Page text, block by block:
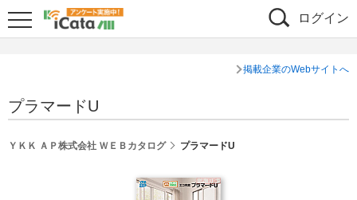
ログイン
掲載企業のWebサイトへ
プラマードU
ＹＫＫ ＡＰ株式会社 ＷＥＢカタログ プラマードU